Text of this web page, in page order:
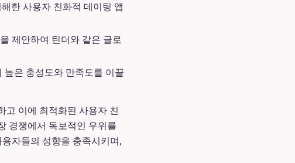
한 사용자 친화적 데이팅 앱
제안하여 틴더와 같은 글로
은 충성도와 만족도를 이끌
고 이에 최적화된 사용자 친
경쟁에서 독보적인 우위를
자들의 성향을 충족시키며,